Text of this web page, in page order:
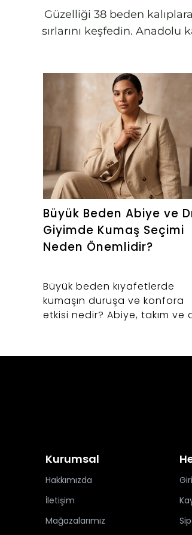
Güzelliği 38 beden
sırlarını keşfedin.
Büyük Beden Abiye ve
Giyimde Kumaş Seçimi
Neden Önemlidir?
Büyük beden kıyafetlerde
kumaşın duruşa ve konfora
etkisi nedir? Abiye, takım ve
Kurumsal
Hakkımızda
İletişim
Mağazalarımız